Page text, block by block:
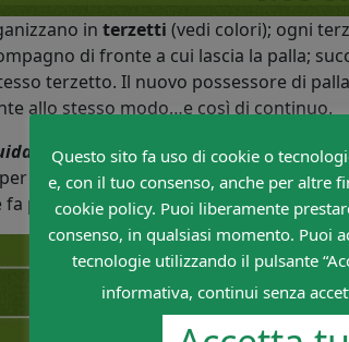
in terzetti (vedi colori); ogni
di fronte a cui lascia la palla;
terzetto. Il nuovo possessore di
allo stesso modo…e così di continuo.
la palla senza che questa tocchi
la propria squadra. Un calciatore di
più punti.
Questo sito fa uso di cookie o
e, con il tuo consenso, anche per altre
cookie policy. Puoi liberamente
consenso, in qualsiasi momento. Puoi
tecnologie utilizzando il pulsante
informativa, continui senza